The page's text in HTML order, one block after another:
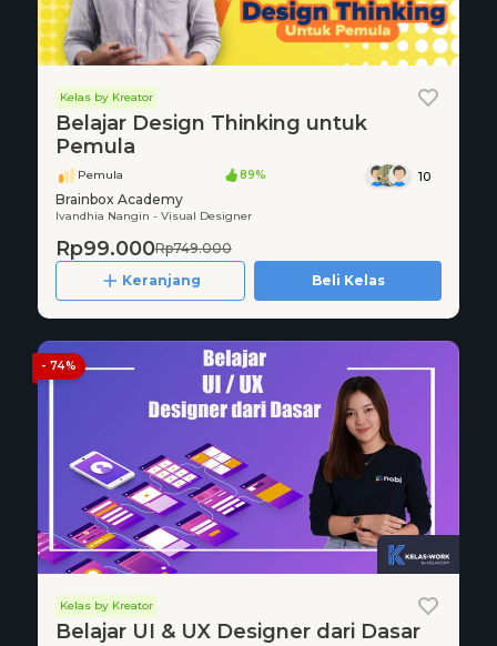
Kelas by Kreator
Belajar Design Thinking untuk
Pemula
Pemula 89% 10
Brainbox Academy
Ivandhia Nangin - Visual Designer
Rp99.000Rp749.000
Keranjang
Beli Kelas
- 74%
Kelas by Kreator
Belajar UI & UX Designer dari Dasar